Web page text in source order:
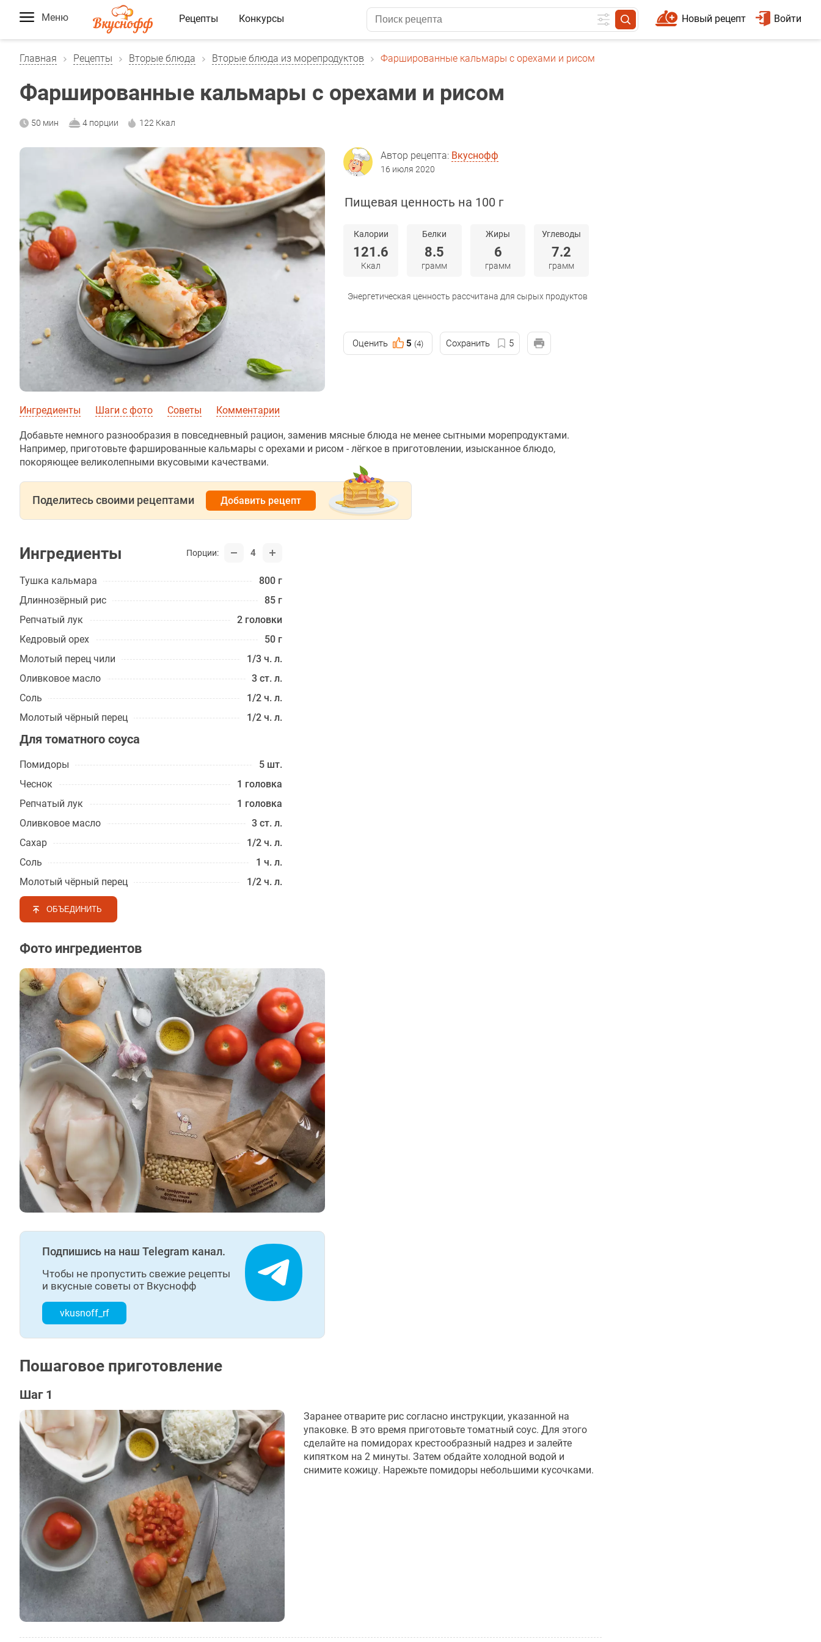
Меню Рецепты Конкурсы Войти
Новый рецепт
Главная Рецепты Вторые блюда Вторые блюда из морепродуктов Фаршированные кальмары с орехами и рисом
Фаршированные кальмары с орехами и рисом
50 мин 4 порции 122 Ккал
Автор рецепта: Вкуснофф
16 июля 2020
Пищевая ценность на 100 г
Калории
121.6
Ккал
Белки
8.5
грамм
Жиры
6
грамм
Углеводы
7.2
грамм
Энергетическая ценность рассчитана для сырых продуктов
Оценить 5 (4) Сохранить 5
Ингредиенты Шаги с фото Советы Комментарии
Добавьте немного разнообразия в повседневный рацион, заменив мясные блюда не менее сытными морепродуктами.
Например, приготовьте фаршированные кальмары с орехами и рисом - лёгкое в приготовлении, изысканное блюдо,
покоряющее великолепными вкусовыми качествами.
Поделитесь своими рецептами Добавить рецепт
Ингредиенты Порции: 4
Тушка кальмара
800 г
Длиннозёрный рис
85 г
Репчатый лук
2 головки
Кедровый орех
50 г
Молотый перец чили
1/3 ч. л.
Оливковое масло
3 ст. л.
Соль
1/2 ч. л.
Молотый чёрный перец
1/2 ч. л.
Для томатного соуса
Помидоры
5 шт.
Чеснок
1 головка
Репчатый лук
1 головка
Оливковое масло
3 ст. л.
Сахар
1/2 ч. л.
Соль
1 ч. л.
Молотый чёрный перец
1/2 ч. л.
ОБЪЕДИНИТЬ
Фото ингредиентов
Подпишись на наш Telegram канал.
Чтобы не пропустить свежие рецепты
и вкусные советы от Вкуснофф
vkusnoff_rf
Пошаговое приготовление
Шаг 1
Заранее отварите рис согласно инструкции, указанной на
упаковке. В это время приготовьте томатный соус. Для этого
сделайте на помидорах крестообразный надрез и залейте
кипятком на 2 минуты. Затем обдайте холодной водой и
снимите кожицу. Нарежьте помидоры небольшими кусочками.